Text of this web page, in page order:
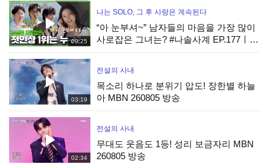
09:25
나는 SOLO, 그 후 사랑은 계속된다
“아 눈부셔~” 남자들의 마음을 가장 많이
사로잡은 그녀는? #나솔사계 EP.177ㅣ
03:19
전설의 사내
목소리 하나로 분위기 압도! 장한별 하늘
아 MBN 260805 방송
02:34
전설의 사내
무대도 웃음도 1등! 성리 보금자리 MBN
260805 방송